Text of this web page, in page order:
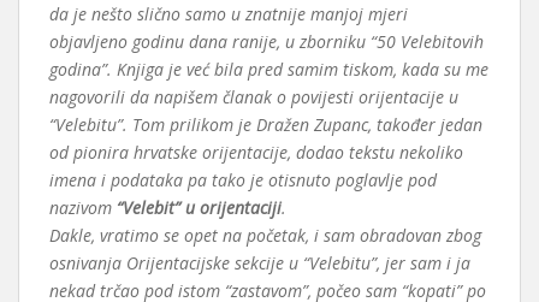
da je nešto slično samo u znatnije manjoj mjeri
objavljeno godinu dana ranije, u zborniku “50 Velebitovih
godina”. Knjiga je već bila pred samim tiskom, kada su me
nagovorili da napišem članak o povijesti orijentacije u
“Velebitu”. Tom prilikom je Dražen Zupanc, također jedan
od pionira hrvatske orijentacije, dodao tekstu nekoliko
imena i podataka pa tako je otisnuto poglavlje pod
nazivom “Velebit” u orijentaciji.
Dakle, vratimo se opet na početak, i sam obradovan zbog
osnivanja Orijentacijske sekcije u “Velebitu”, jer sam i ja
nekad trčao pod istom “zastavom”, počeo sam “kopati” po